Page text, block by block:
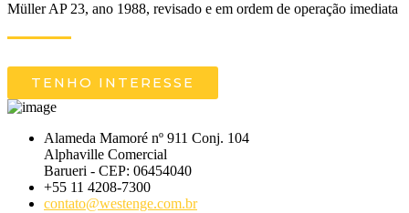
Müller AP 23, ano 1988, revisado e em ordem de operação imediata
TENHO INTERESSE
Alameda Mamoré nº 911 Conj. 104
Alphaville Comercial
Barueri - CEP: 06454040
+55 11 4208-7300
contato@westenge.com.br